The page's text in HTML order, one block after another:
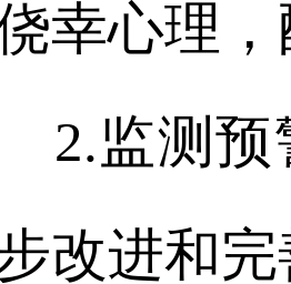
幸心理
监测预警
改进和